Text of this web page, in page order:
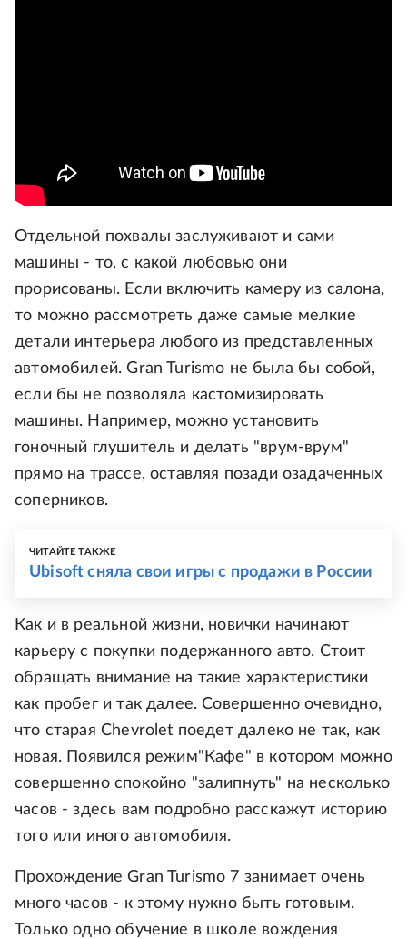
Отдельной похвалы заслуживают и сами
машины - то, с какой любовью они
прорисованы. Если включить камеру из салона,
то можно рассмотреть даже самые мелкие
детали интерьера любого из представленных
автомобилей. Gran Turismo не была бы собой,
если бы не позволяла кастомизировать
машины. Например, можно установить
гоночный глушитель и делать "врум-врум"
прямо на трассе, оставляя позади озадаченных
соперников.
ЧИТАЙТЕ ТАКЖЕ
Ubisoft сняла свои игры с продажи в России
Как и в реальной жизни, новички начинают
карьеру с покупки подержанного авто. Стоит
обращать внимание на такие характеристики
как пробег и так далее. Совершенно очевидно,
что старая Chevrolet поедет далеко не так, как
новая. Появился режим"Кафе" в котором можно
совершенно спокойно "залипнуть" на несколько
часов - здесь вам подробно расскажут историю
того или иного автомобиля.
Прохождение Gran Turismo 7 занимает очень
много часов - к этому нужно быть готовым.
Только одно обучение в школе вождения